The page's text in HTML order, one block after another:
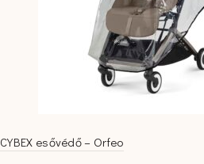
CYBEX esővédő – Orfeo